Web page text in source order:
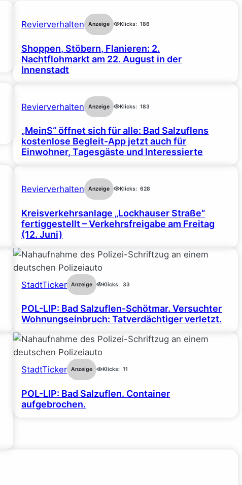
Revierverhalten Anzeige Klicks: 186
Shoppen, Stöbern, Flanieren: 2.
Nachtflohmarkt am 22. August in der
Innenstadt
Revierverhalten Anzeige Klicks: 183
„MeinS“ öffnet sich für alle: Bad Salzuflens
kostenlose Begleit-App jetzt auch für
Einwohner, Tagesgäste und Interessierte
Revierverhalten Anzeige Klicks: 628
Kreisverkehrsanlage „Lockhauser Straße“
fertiggestellt – Verkehrsfreigabe am Freitag
(12. Juni)
StadtTicker Anzeige Klicks: 33
POL-LIP: Bad Salzuflen-Schötmar. Versuchter
Wohnungseinbruch: Tatverdächtiger verletzt.
StadtTicker Anzeige Klicks: 11
POL-LIP: Bad Salzuflen. Container
aufgebrochen.